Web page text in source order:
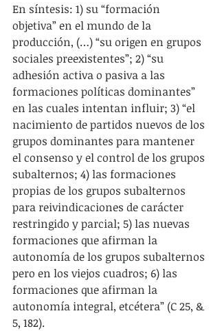
En síntesis: 1) su “formación
objetiva” en el mundo de la
producción, (…) “su origen en grupos
sociales preexistentes”; 2) “su
adhesión activa o pasiva a las
formaciones políticas dominantes”
en las cuales intentan influir; 3) “el
nacimiento de partidos nuevos de los
grupos dominantes para mantener
el consenso y el control de los grupos
subalternos; 4) las formaciones
propias de los grupos subalternos
para reivindicaciones de carácter
restringido y parcial; 5) las nuevas
formaciones que afirman la
autonomía de los grupos subalternos
pero en los viejos cuadros; 6) las
formaciones que afirman la
autonomía integral, etcétera” (C 25, &
5, 182).